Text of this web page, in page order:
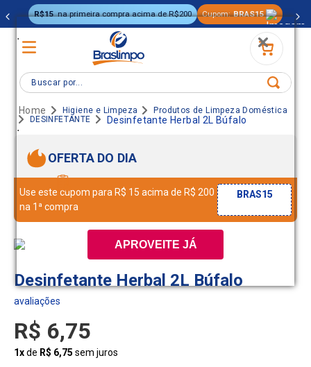
.
.
APROVEITE JÁ
R$15 na primeira compra acima de R$200 Cupom: BRAS15
Buscar por...
Higiene e Limpeza
Produtos de Limpeza Doméstica
DESINFETANTE
Desinfetante Herbal 2L Búfalo
OFERTA DO DIA
Use este cupom para R$ 15 acima de R$ 200
na 1ª compra
BRAS15
Desinfetante Herbal 2L Búfalo
R$ 6,75
1xde R$ 6,75 sem juros